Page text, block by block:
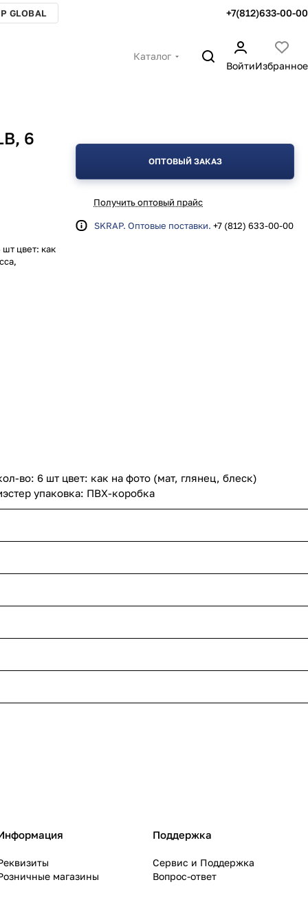
GLOBAL +7(812)633-00-00
Каталог
ВойтиИзбранное
6
цвет: как
ОПТОВЫЙ ЗАКАЗ
Получить оптовый прайс
SKRAP. Оптовые поставки. +7 (812) 633-00-00
во: 6 шт цвет: как на фото (мат, глянец, блеск)
упаковка: ПВХ-коробка
магазины
Поддержка
Сервис и Поддержка
Вопрос-ответ